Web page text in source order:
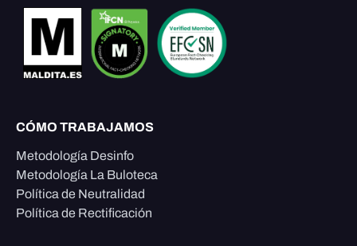
CÓMO TRABAJAMOS
Metodología Desinfo
Metodología La Buloteca
Política de Neutralidad
Política de Rectificación